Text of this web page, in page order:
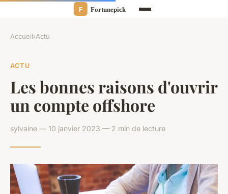
Accueil›Actu
ACTU
Les bonnes raisons d'ouvrir
un compte offshore
sylvaine — 10 janvier 2023 — 2 min de lecture